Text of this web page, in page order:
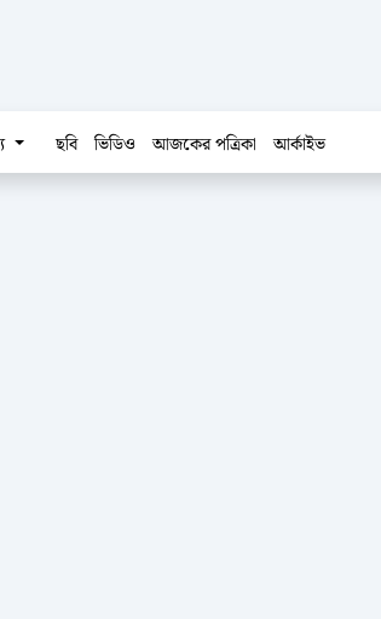
ছবি ভিডিও আজকের পত্রিকা আর্কাইভ